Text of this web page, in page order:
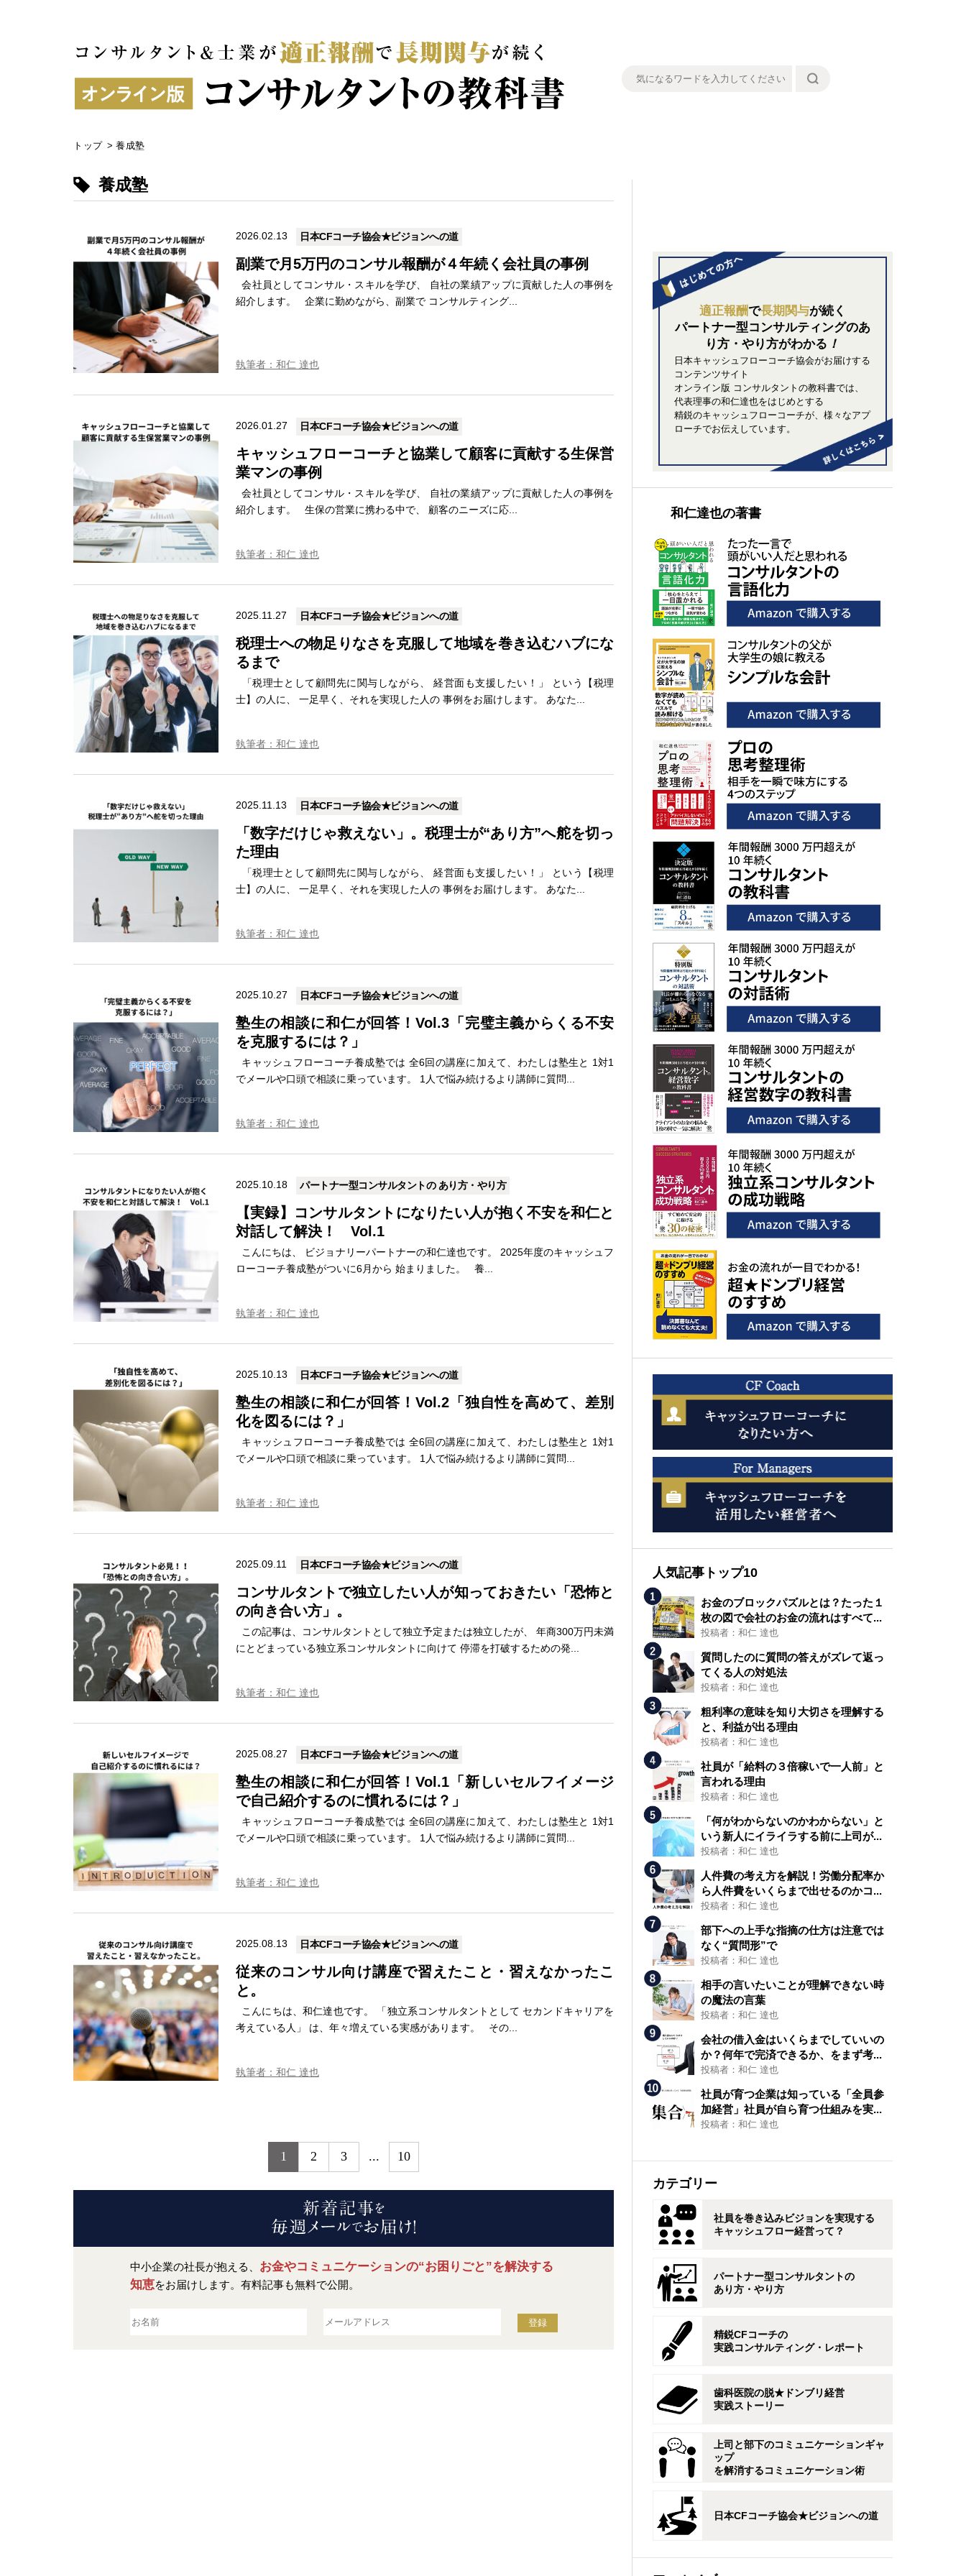
トップ > 養成塾
養成塾
2026.02.13 日本CFコーチ協会★ビジョンへの道
副業で月5万円のコンサル報酬が４年続く会社員の事例
会社員としてコンサル・スキルを学び、 自社の業績アップに貢献した人の事例を
紹介します。 企業に勤めながら、副業で コンサルティング...
執筆者：和仁 達也
2026.01.27 日本CFコーチ協会★ビジョンへの道
キャッシュフローコーチと協業して顧客に貢献する生保営
業マンの事例
会社員としてコンサル・スキルを学び、 自社の業績アップに貢献した人の事例を
紹介します。 生保の営業に携わる中で、 顧客のニーズに応...
執筆者：和仁 達也
2025.11.27 日本CFコーチ協会★ビジョンへの道
税理士への物足りなさを克服して地域を巻き込むハブにな
るまで
「税理士として顧問先に関与しながら、 経営面も支援したい！」 という【税理
士】の人に、 一足早く、それを実現した人の 事例をお届けします。 あなた...
執筆者：和仁 達也
2025.11.13 日本CFコーチ協会★ビジョンへの道
「数字だけじゃ救えない」。税理士が“あり方”へ舵を切っ
た理由
「税理士として顧問先に関与しながら、 経営面も支援したい！」 という【税理
士】の人に、 一足早く、それを実現した人の 事例をお届けします。 あなた...
執筆者：和仁 達也
2025.10.27 日本CFコーチ協会★ビジョンへの道
塾生の相談に和仁が回答！Vol.3「完璧主義からくる不安
を克服するには？」
キャッシュフローコーチ養成塾では 全6回の講座に加えて、わたしは塾生と 1対1
でメールや口頭で相談に乗っています。 1人で悩み続けるより講師に質問...
執筆者：和仁 達也
2025.10.18 パートナー型コンサルタントの あり方・やり方
【実録】コンサルタントになりたい人が抱く不安を和仁と
対話して解決！ Vol.1
こんにちは、 ビジョナリーパートナーの和仁達也です。 2025年度のキャッシュフ
ローコーチ養成塾がついに6月から 始まりました。 養...
執筆者：和仁 達也
2025.10.13 日本CFコーチ協会★ビジョンへの道
塾生の相談に和仁が回答！Vol.2「独自性を高めて、差別
化を図るには？」
キャッシュフローコーチ養成塾では 全6回の講座に加えて、わたしは塾生と 1対1
でメールや口頭で相談に乗っています。 1人で悩み続けるより講師に質問...
執筆者：和仁 達也
2025.09.11 日本CFコーチ協会★ビジョンへの道
コンサルタントで独立したい人が知っておきたい「恐怖と
の向き合い方」。
この記事は、コンサルタントとして独立予定または独立したが、 年商300万円未満
にとどまっている独立系コンサルタントに向けて 停滞を打破するための発...
執筆者：和仁 達也
2025.08.27 日本CFコーチ協会★ビジョンへの道
塾生の相談に和仁が回答！Vol.1「新しいセルフイメージ
で自己紹介するのに慣れるには？」
キャッシュフローコーチ養成塾では 全6回の講座に加えて、わたしは塾生と 1対1
でメールや口頭で相談に乗っています。 1人で悩み続けるより講師に質問...
執筆者：和仁 達也
2025.08.13 日本CFコーチ協会★ビジョンへの道
従来のコンサル向け講座で習えたこと・習えなかったこ
と。
こんにちは、和仁達也です。 「独立系コンサルタントとして セカンドキャリアを
考えている人」 は、年々増えている実感があります。 その...
執筆者：和仁 達也
1 2 3 ... 10
中小企業の社長が抱える、 お金やコミュニケーションの“お困りごと”を解決する
知恵をお届けします。 有料記事も無料で公開。
適正報酬で長期関与が続く
パートナー型コンサルティングのあ
り方・やり方がわかる ！
日本キャッシュフローコーチ協会がお届けする
コンテンツサイト
オンライン版 コンサルタントの教科書では、
代表理事の和仁達也をはじめとする
精鋭のキャッシュフローコーチが、様々なアプ
ローチでお伝えしています。
和仁達也の著書
人気記事トップ10
お金のブロックパズルとは？たった１
枚の図で会社のお金の流れはすべて...
投稿者：和仁 達也
質問したのに質問の答えがズレて返っ
てくる人の対処法
投稿者：和仁 達也
粗利率の意味を知り大切さを理解する
と、利益が出る理由
投稿者：和仁 達也
社員が「給料の３倍稼いで一人前」と
言われる理由
投稿者：和仁 達也
「何がわからないのかわからない」と
いう新人にイライラする前に上司が...
投稿者：和仁 達也
人件費の考え方を解説！労働分配率か
ら人件費をいくらまで出せるのかコ...
投稿者：和仁 達也
部下への上手な指摘の仕方は注意では
なく“質問形”で
投稿者：和仁 達也
相手の言いたいことが理解できない時
の魔法の言葉
投稿者：和仁 達也
会社の借入金はいくらまでしていいの
か？何年で完済できるか、をまず考...
投稿者：和仁 達也
社員が育つ企業は知っている「全員参
加経営」社員が自ら育つ仕組みを実...
投稿者：和仁 達也
カテゴリー
社員を巻き込みビジョンを実現する
キャッシュフロー経営って？
パートナー型コンサルタントの
あり方・やり方
精鋭CFコーチの
実践コンサルティング・レポート
歯科医院の脱★ドンブリ経営
実践ストーリー
上司と部下のコミュニケーションギャ
ップ
を解消するコミュニケーション術
日本CFコーチ協会★ビジョンへの道